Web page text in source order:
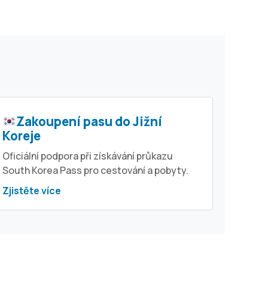
Zakoupení pasu do Jižní
Koreje
Oficiální podpora při získávání průkazu
South Korea Pass pro cestování a pobyty.
Zjistěte více